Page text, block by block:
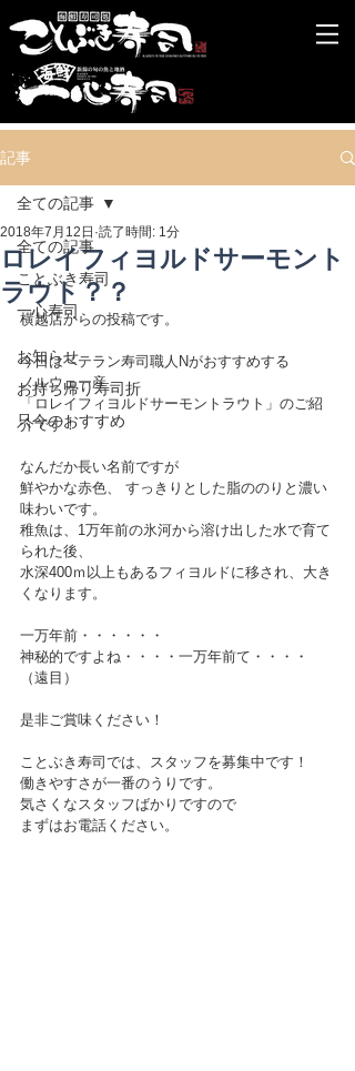
記事
全ての記事
ことぶき寿司
一心寿司
お知らせ
お持ち帰り寿司折
只今のおすすめ
全ての記事
ロレイフィヨルドサーモント
ラウト？？
2018年7月12日 読了時間: 1分
横越店からの投稿です。
今日はベテラン寿司職人Nがおすすめする
ノルウェー産
「ロレイフィヨルドサーモントラウト」のご紹
介です！
なんだか長い名前ですが
鮮やかな赤色、 すっきりとした脂ののりと濃い
味わいです。
稚魚は、1万年前の氷河から溶け出した水で育て
られた後、
水深400ｍ以上もあるフィヨルドに移され、大き
くなります。
一万年前・・・・・・
神秘的ですよね・・・・一万年前て・・・・
（遠目）
是非ご賞味ください！
ことぶき寿司では、スタッフを募集中です！
働きやすさが一番のうりです。
気さくなスタッフばかりですので
まずはお電話ください。